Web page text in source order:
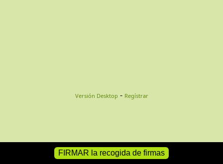
Versión Desktop - Regístrar